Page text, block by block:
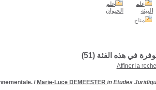
علم
البيئة
علم
الحيوان
مناخ
في هذه الفئة (51
)
Affiner la
/ Marie-Luce DEMEESTER in Etudes